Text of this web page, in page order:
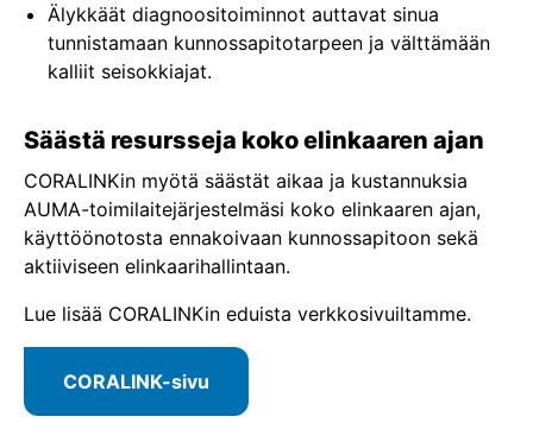
Älykkäät diagnoositoiminnot auttavat sinua
tunnistamaan kunnossapitotarpeen ja välttämään
kalliit seisokkiajat.
Säästä resursseja koko elinkaaren ajan
CORALINKin myötä säästät aikaa ja kustannuksia
AUMA-toimilaitejärjestelmäsi koko elinkaaren ajan,
käyttöönotosta ennakoivaan kunnossapitoon sekä
aktiiviseen elinkaarihallintaan.
Lue lisää CORALINKin eduista verkkosivuiltamme.
CORALINK-sivu